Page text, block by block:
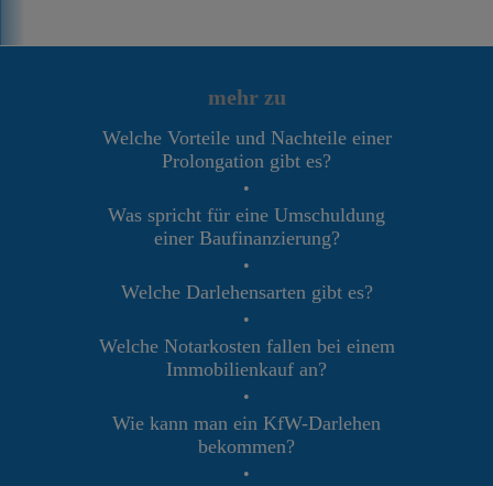
mehr zu
Welche Vorteile und Nachteile einer
Prolongation gibt es?
•
Was spricht für eine Umschuldung
einer Baufinanzierung?
•
Welche Darlehensarten gibt es?
•
Welche Notarkosten fallen bei einem
Immobilienkauf an?
•
Wie kann man ein KfW-Darlehen
bekommen?
•